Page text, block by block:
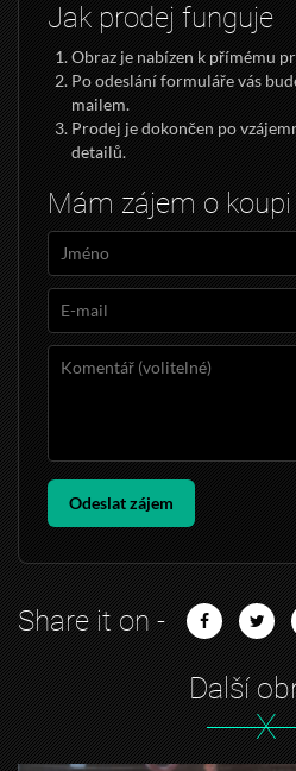
Jak prodej funguje
Obraz je nabízen k přímému
Po odeslání formuláře vás
mailem.
Prodej je dokončen po
detailů.
Mám zájem o koupi
Odeslat zájem
Share it on -
Další
X